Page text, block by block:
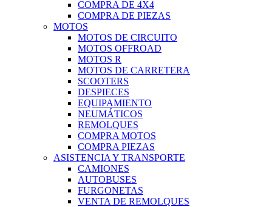
COMPRA DE 4X4
COMPRA DE PIEZAS
MOTOS
MOTOS DE CIRCUITO
MOTOS OFFROAD
MOTOS R
MOTOS DE CARRETERA
SCOOTERS
DESPIECES
EQUIPAMIENTO
NEUMÁTICOS
REMOLQUES
COMPRA MOTOS
COMPRA PIEZAS
ASISTENCIA Y TRANSPORTE
CAMIONES
AUTOBUSES
FURGONETAS
VENTA DE REMOLQUES